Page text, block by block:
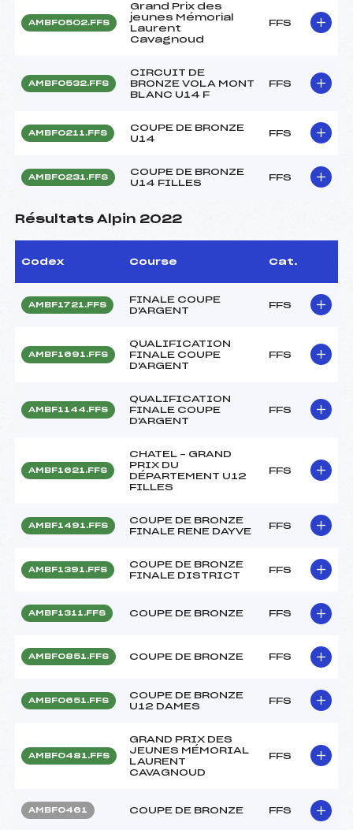
AMBF0502.FFS
Grand Prix des
jeunes Mémorial
Laurent
Cavagnoud
FFS
AMBF0532.FFS
CIRCUIT DE
BRONZE VOLA MONT
BLANC U14 F
FFS
AMBF0211.FFS
COUPE DE BRONZE
U14
FFS
AMBF0231.FFS
COUPE DE BRONZE
U14 FILLES
FFS
Résultats Alpin 2022
Codex Course Cat.
AMBF1721.FFS
FINALE COUPE
D'ARGENT
FFS
AMBF1691.FFS
QUALIFICATION
FINALE COUPE
D'ARGENT
FFS
AMBF1144.FFS
QUALIFICATION
FINALE COUPE
D'ARGENT
FFS
AMBF1621.FFS
CHATEL – GRAND
PRIX DU
DÉPARTEMENT U12
FILLES
FFS
AMBF1491.FFS
COUPE DE BRONZE
FINALE RENE DAYVE
FFS
AMBF1391.FFS
COUPE DE BRONZE
FINALE DISTRICT
FFS
AMBF1311.FFS COUPE DE BRONZE FFS
AMBF0851.FFS COUPE DE BRONZE FFS
AMBF0651.FFS
COUPE DE BRONZE
U12 DAMES
FFS
AMBF0481.FFS
GRAND PRIX DES
JEUNES MÉMORIAL
LAURENT
CAVAGNOUD
FFS
AMBF0461 COUPE DE BRONZE FFS